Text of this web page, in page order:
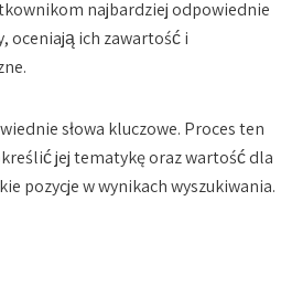
najbardziej odpowiednie
oceniają ich zawartość i
słowa kluczowe. Proces ten
jej tematykę oraz wartość dla
pozycje w wynikach wyszukiwania.